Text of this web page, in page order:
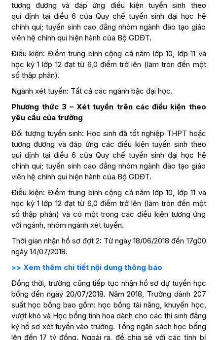
tương đương và đáp ứng điều kiện tuyển sinh theo
qui định tại điều 6 của Quy chế tuyển sinh đại học hệ
chính qui; tuyển sinh cao đẳng nhóm ngành đào tạo giáo
viên hệ chính qui hiện hành của Bộ GDĐT.
Điều kiện: Điểm trung bình cộng cả năm lớp 10, lớp 11 và
học kỳ 1 lớp 12 đạt từ 6,0 điểm trở lên (làm tròn đến một
số thập phân).
Ngành xét tuyển: Tất cả các ngành bậc đại học.
Phương thức 3 – Xét tuyển trên các điều kiện theo
yêu cầu của trường
Đối tượng tuyển sinh: Học sinh đã tốt nghiệp THPT hoặc
tương đương và đáp ứng các điều kiện tuyển sinh theo
qui định tại điều 6 của Quy chế tuyển sinh đại học hệ
chính qui; tuyển sinh cao đẳng nhóm ngành đào tạo giáo
viên hệ chính qui hiện hành của Bộ GDĐT.
Điều kiện: Điểm trung bình cộng cả năm lớp 10, lớp 11 và
học kỳ 1 lớp 12 đạt từ 6,0 điểm trở lên (làm tròn đến một
số thập phân) và có một trong các điều kiện tương ứng
với ngành, nhóm ngành xét tuyển.
Thời gian nhận hồ sơ đợt 2: Từ ngày 18/06/2018 đến 17g00
ngày 14/07/2018.
>> Xem thêm chi tiết nội dung thông báo
Đồng thời, trường cũng tiếp tục nhận hồ sơ dự tuyển học
bổng đến ngày 20/07/2018. Năm 2018, Trường dành 207
suất học bổng bao gồm: học bổng tài năng, khuyến học,
vượt khó và Học bổng tinh hoa dành cho các thí sinh đăng
ký hồ sơ xét tuyển vào trường. Tổng ngân sách học bổng
lên đến 17 tỷ đồng. Ngoài ra, để chia sẻ với các tỉnh bị